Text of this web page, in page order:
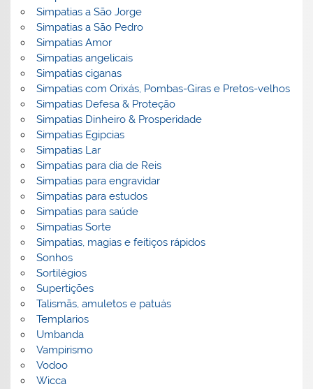
Simpatias a São Jorge
Simpatias a São Pedro
Simpatias Amor
Simpatias angelicais
Simpatias ciganas
Simpatias com Orixás, Pombas-Giras e Pretos-velhos
Simpatias Defesa & Proteção
Simpatias Dinheiro & Prosperidade
Simpatias Egipcias
Simpatias Lar
Simpatias para dia de Reis
Simpatias para engravidar
Simpatias para estudos
Simpatias para saúde
Simpatias Sorte
Simpatias, magias e feitiços rápidos
Sonhos
Sortilégios
Supertições
Talismãs, amuletos e patuás
Templarios
Umbanda
Vampirismo
Vodoo
Wicca